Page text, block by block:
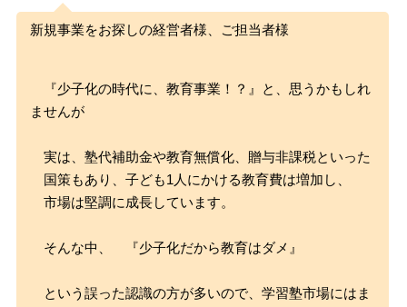
新規事業をお探しの経営者様、ご担当者様
『少子化の時代に、教育事業！？』と、思うかもしれ
ませんが
実は、塾代補助金や教育無償化、贈与非課税といった
国策もあり、子ども1人にかける教育費は増加し、
市場は堅調に成長しています。
そんな中、 『少子化だから教育はダメ』
という誤った認識の方が多いので、学習塾市場にはま